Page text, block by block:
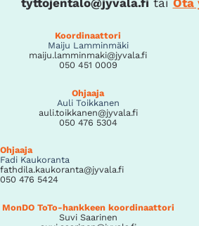
tyttojentalo@jyvala.fitai Ota
Koordinaattori
Maiju Lamminmäki
maiju.lamminmaki@jyvala.fi
050 451 0009
Ohjaaja
Auli Toikkanen
auli.toikkanen@jyvala.fi
050 476 5304
Ohjaaja
Fadi Kaukoranta
fathdila.kaukoranta@jyvala.fi
050 476 5424
MonDO ToTo-hankkeen koordinaattori
Suvi Saarinen